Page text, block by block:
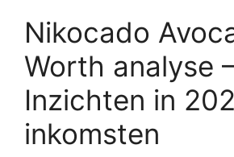
Nikocado
Worth analyse
Inzichten in
inkomsten